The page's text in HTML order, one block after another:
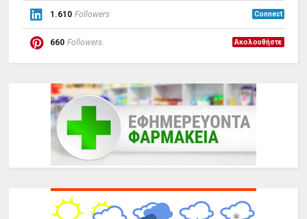
1.610 Followers Connect
660 Followers Ακολουθήστε